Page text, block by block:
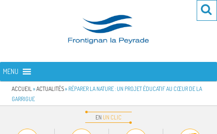
FRONTIGNAN LA PEYRADE
MENU
ACCUEIL »ACTUALITÉS» RÉPARER LA NATURE : UN PROJET ÉDUCATIF AU CŒUR DE LA
GARRIGUE
EN UN CLIC